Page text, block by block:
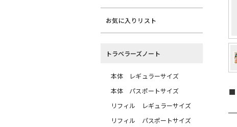
お気に入りリスト
トラベラーズノート
本体 レギュラーサイズ
本体 パスポートサイズ
リフィル レギュラーサイズ
リフィル パスポートサイズ